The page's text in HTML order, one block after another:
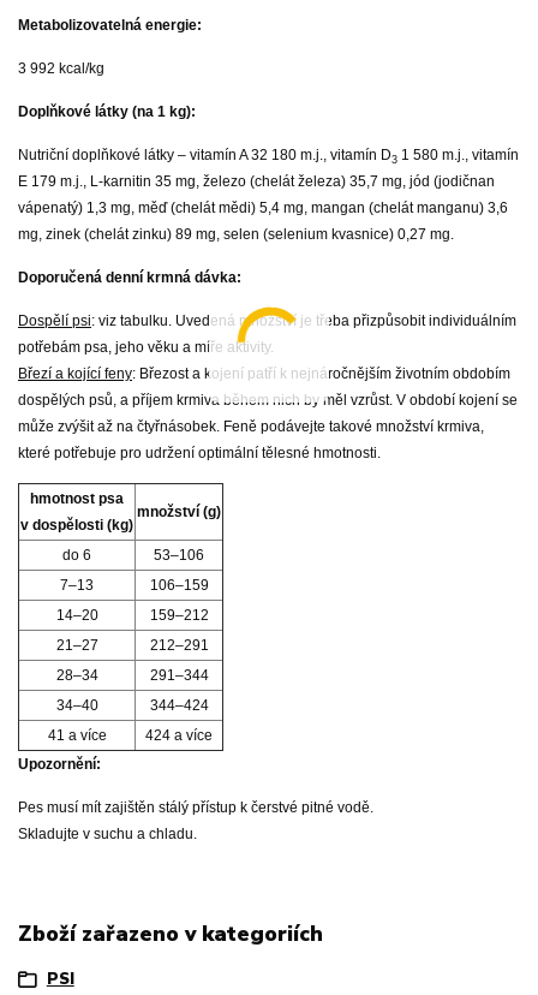
Metabolizovatelná energie:
3 992 kcal/kg
Doplňkové látky (na 1 kg):
Nutriční doplňkové látky – vitamín A 32 180 m.j., vitamín D3 1 580 m.j., vitamín
E 179 m.j., L-karnitin 35 mg, železo (chelát železa) 35,7 mg, jód (jodičnan
vápenatý) 1,3 mg, měď (chelát mědi) 5,4 mg, mangan (chelát manganu) 3,6
mg, zinek (chelát zinku) 89 mg, selen (selenium kvasnice) 0,27 mg.
Doporučená denní krmná dávka:
Dospělí psi: viz tabulku. Uvedená množství je třeba přizpůsobit individuálním
potřebám psa, jeho věku a míře aktivity.
Březí a kojící feny: Březost a kojení patří k nejnáročnějším životním obdobím
dospělých psů, a příjem krmiva během nich by měl vzrůst. V období kojení se
může zvýšit až na čtyřnásobek. Feně podávejte takové množství krmiva,
které potřebuje pro udržení optimální tělesné hmotnosti.
hmotnost psa
v dospělosti (kg)
množství (g)
do 6
53–106
7–13
106–159
14–20
159–212
21–27
212–291
28–34
291–344
34–40
344–424
41 a více
424 a více
Upozornění:
Pes musí mít zajištěn stálý přístup k čerstvé pitné vodě.
Skladujte v suchu a chladu.
Zboží zařazeno v kategoriích
PSI